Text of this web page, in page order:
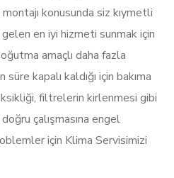
konusunda siz kıymetli
en iyi hizmeti sunmak için
amaçlı daha fazla
süre kapalı kaldığı için bakıma
filtrelerin kirlenmesi gibi
çalışmasına engel
için Klima Servisimizi